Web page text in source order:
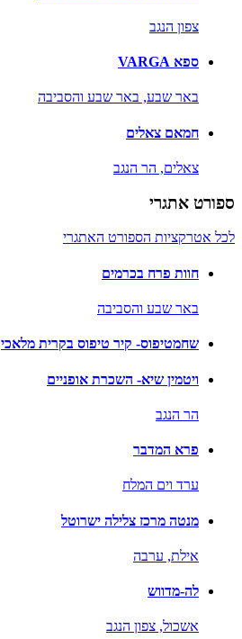
צפון הנגב
ספא VARGA
באר שבע, באר שבע והסביבה
חמאם צאלים
צאלים, הר הנגב
ספורט אתגרי
לכל אטרקציות הספורט האתגרי
חוות פרח בכרמים
באר שבע והסביבה
שחמטיפוס- קיר טיפוס בקרית מלאכי
ויטמין שיא- השכרת אופניים
הר הנגב
פרא המדבר
ערד וים המלח
מנטה מרכז צלילה ישרוטל
אילת, ערבה
לה-מדווש
אשכול, צפון הנגב